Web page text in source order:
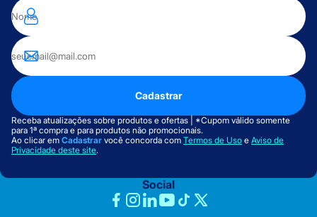
Cadastrar
Receba atualizações sobre produtos e ofertas | *Cupom válido somente
para 1ª compra e para produtos não promocionais.
Ao clicar em Cadastrar você concorda com Termos de Uso e Aviso de
Privacidade deste site.
Social